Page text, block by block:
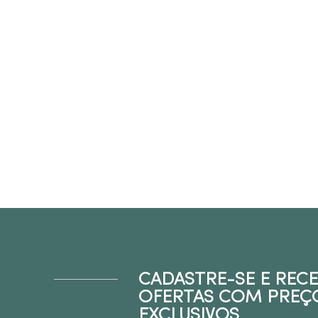
CADASTRE-SE E
OFERTAS COM